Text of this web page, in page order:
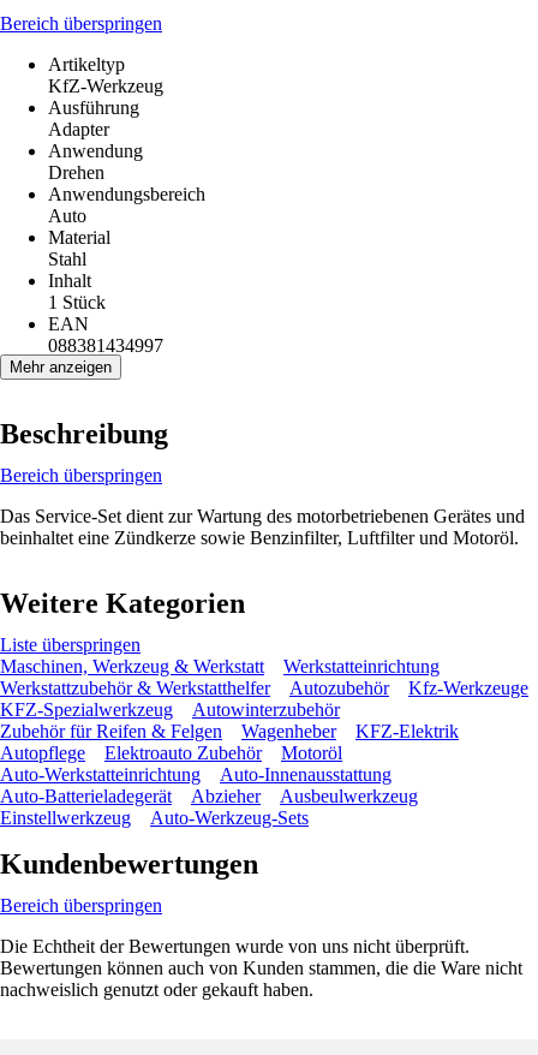
Bereich überspringen
Artikeltyp
KfZ-Werkzeug
Ausführung
Adapter
Anwendung
Drehen
Anwendungsbereich
Auto
Material
Stahl
Inhalt
1 Stück
EAN
088381434997
Mehr anzeigen
Beschreibung
Bereich überspringen
Das Service-Set dient zur Wartung des motorbetriebenen Gerätes und
beinhaltet eine Zündkerze sowie Benzinfilter, Luftfilter und Motoröl.
Weitere Kategorien
Liste überspringen
Maschinen, Werkzeug & Werkstatt
Werkstatteinrichtung
Werkstattzubehör & Werkstatthelfer
Autozubehör
Kfz-Werkzeuge
KFZ-Spezialwerkzeug
Autowinterzubehör
Zubehör für Reifen & Felgen
Wagenheber
KFZ-Elektrik
Autopflege
Elektroauto Zubehör
Motoröl
Auto-Werkstatteinrichtung
Auto-Innenausstattung
Auto-Batterieladegerät
Abzieher
Ausbeulwerkzeug
Einstellwerkzeug
Auto-Werkzeug-Sets
Kundenbewertungen
Bereich überspringen
Die Echtheit der Bewertungen wurde von uns nicht überprüft.
Bewertungen können auch von Kunden stammen, die die Ware nicht
nachweislich genutzt oder gekauft haben.